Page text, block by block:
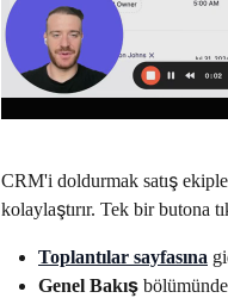
CRM'i doldurmak satış
kolaylaştırır. Tek bir butona
Toplantılar sayfasına
Genel Bakış bölümünde